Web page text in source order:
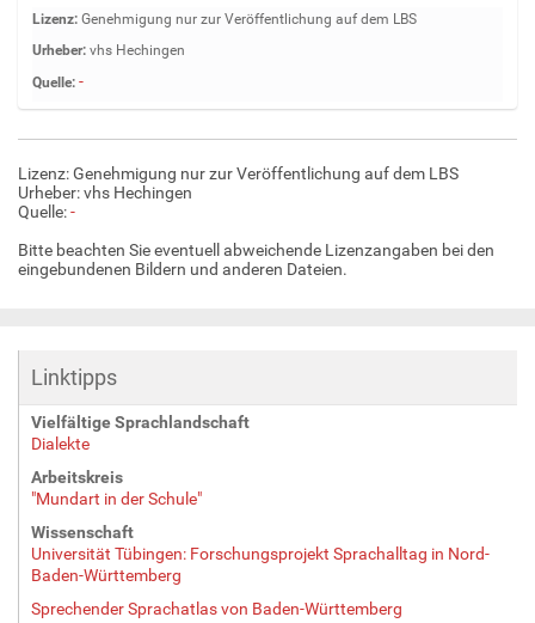
Z
e
g
e
B
d
n
G
r
ö
ß
…
Lizenz: Genehmigung nur zur Veröffentlichung auf dem LBS
Urheber: vhs Hechingen
Quelle: -
Lizenz: Genehmigung nur zur Veröffentlichung auf dem LBS
Urheber: vhs Hechingen
Quelle:-
Bitte beachten Sie eventuell abweichende Lizenzangaben bei den
eingebundenen Bildern und anderen Dateien.
Linktipps
Vielfältige Sprachlandschaft
Dialekte
Arbeitskreis
"Mundart in der Schule"
Wissenschaft
Universität Tübingen: Forschungsprojekt Sprachalltag in Nord-
Baden-Württemberg
Sprechender Sprachatlas von Baden-Württemberg